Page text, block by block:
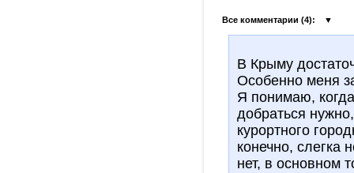
Все комментарии (4): ▼
В Крыму
Особенно меня
Я понимаю,
добраться
курортного
конечно, слегка
нет, в основном